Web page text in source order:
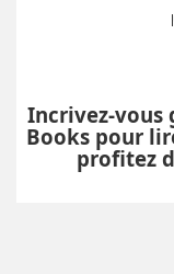
Incrivez-vous
Books pour
profitez